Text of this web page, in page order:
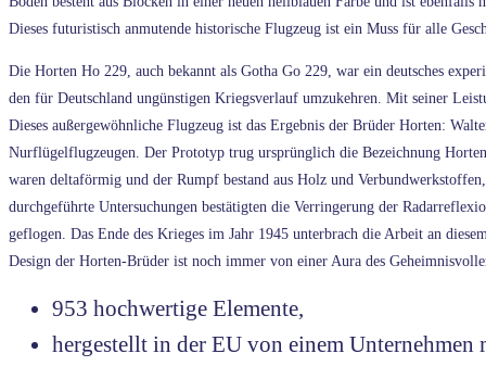
Dieses futuristisch anmutende historische Flugzeug ist ein Muss für alle
Die Horten Ho 229, auch bekannt als Gotha Go 229, war ein deutsches
den für Deutschland ungünstigen Kriegsverlauf umzukehren. Mit seiner
Dieses außergewöhnliche Flugzeug ist das Ergebnis der Brüder Horten:
Nurflügelflugzeugen. Der Prototyp trug ursprünglich die Bezeichnung
waren deltaförmig und der Rumpf bestand aus Holz und
durchgeführte Untersuchungen bestätigten die Verringerung der
geflogen. Das Ende des Krieges im Jahr 1945 unterbrach die Arbeit an
Design der Horten-Brüder ist noch immer von einer Aura des
953 hochwertige Elemente,
hergestellt in der EU von einem